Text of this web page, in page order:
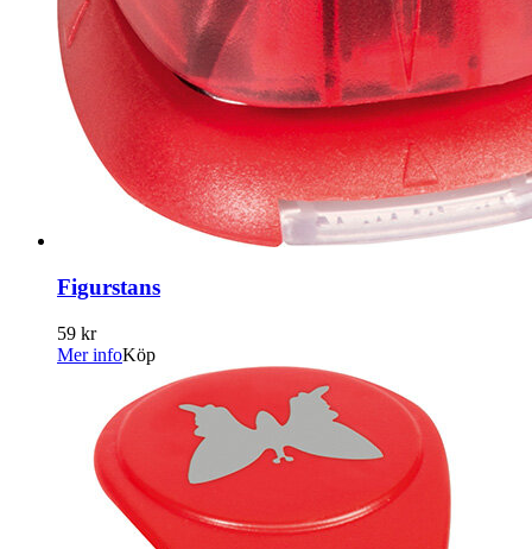
Figurstans
59 kr
Mer infoKöp